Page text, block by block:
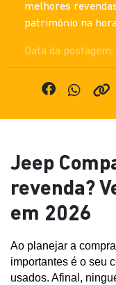
melhores
patrimônio na
Data da
Jeep
revenda?
em 2026
Ao planejar a
importantes é o seu
usados. Afinal,